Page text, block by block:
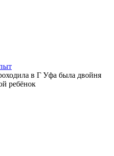
в Г Уфа была двойня
ребёнок